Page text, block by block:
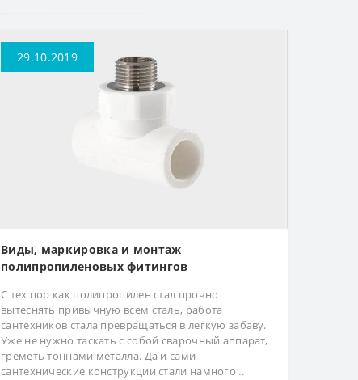
29.10.2019
Виды, маркировка и монтаж
полипропиленовых фитингов
С тех пор как полипропилен стал прочно
вытеснять привычную всем сталь, работа
сантехников стала превращаться в легкую забаву.
Уже не нужно таскать с собой сварочный аппарат,
греметь тоннами металла. Да и сами
сантехнические конструкции стали намного ..